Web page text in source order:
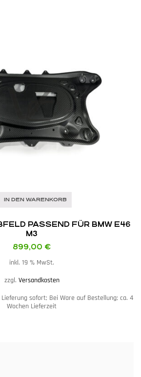
IN DEN WARENKORB
PASSEND FÜR BMW E46
M3
899,00 €
inkl. 19 % MwSt.
zzgl. Versandkosten
sofort; Bei Ware auf Bestellung; ca. 4
Wochen Lieferzeit